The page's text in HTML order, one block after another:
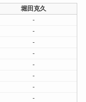
堀田克久
-
-
-
-
-
-
-
-